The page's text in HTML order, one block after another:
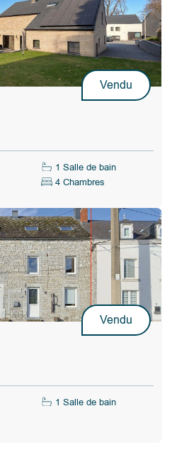
Vendu
1 Salle de bain
4 Chambres
Vendu
1 Salle de bain